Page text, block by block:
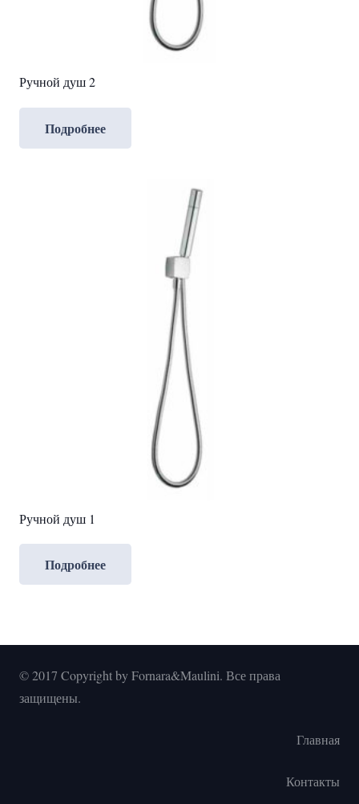
Ручной душ 2
Подробнее
Ручной душ 1
Подробнее
© 2017 Copyright by Fornara&Maulini. Все права
защищены.
Главная
Контакты